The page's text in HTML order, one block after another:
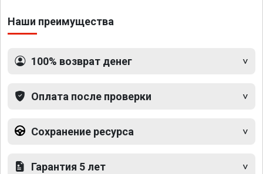
Наши преимущества
100% возврат денег
Оплата после проверки
Сохранение ресурса
Гарантия 5 лет